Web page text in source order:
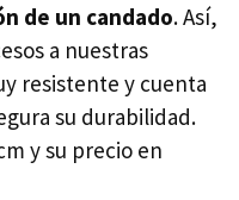
de un candado. Así,
a nuestras
resistente y cuenta
su durabilidad.
y su precio en